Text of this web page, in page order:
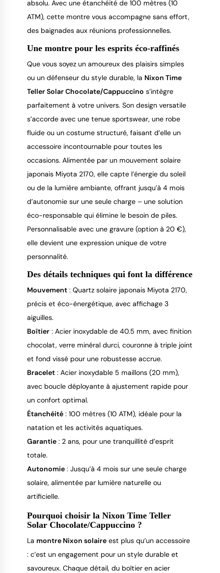
absolu. Avec une étanchéité de 100 mètres (10
ATM), cette montre vous accompagne sans effort,
des baignades aux réunions professionnelles.
Une montre pour les esprits éco-raffinés
Que vous soyez un amoureux des plaisirs simples
ou un défenseur du style durable, la Nixon Time
Teller Solar Chocolate/Cappuccino s’intègre
parfaitement à votre univers. Son design versatile
s’accorde avec une tenue sportswear, une robe
fluide ou un costume structuré, faisant d’elle un
accessoire incontournable pour toutes les
occasions. Alimentée par un mouvement solaire
japonais Miyota 2170, elle capte l’énergie du soleil
ou de la lumière ambiante, offrant jusqu’à 4 mois
d’autonomie sur une seule charge – une solution
éco-responsable qui élimine le besoin de piles.
Personnalisable avec une gravure (option à 20 €),
elle devient une expression unique de votre
personnalité.
Des détails techniques qui font la différence
Mouvement : Quartz solaire japonais Miyota 2170,
précis et éco-énergétique, avec affichage 3
aiguilles.
Boîtier : Acier inoxydable de 40.5 mm, avec finition
chocolat, verre minéral durci, couronne à triple joint
et fond vissé pour une robustesse accrue.
Bracelet : Acier inoxydable 5 maillons (20 mm),
avec boucle déployante à ajustement rapide pour
un confort optimal.
Étanchéité : 100 mètres (10 ATM), idéale pour la
natation et les activités aquatiques.
Garantie : 2 ans, pour une tranquillité d’esprit
totale.
Autonomie : Jusqu’à 4 mois sur une seule charge
solaire, alimentée par lumière naturelle ou
artificielle.
Pourquoi choisir la Nixon Time Teller
Solar Chocolate/Cappuccino ?
La montre Nixon solaire est plus qu’un accessoire
: c’est un engagement pour un style durable et
savoureux. Chaque détail, du boîtier en acier